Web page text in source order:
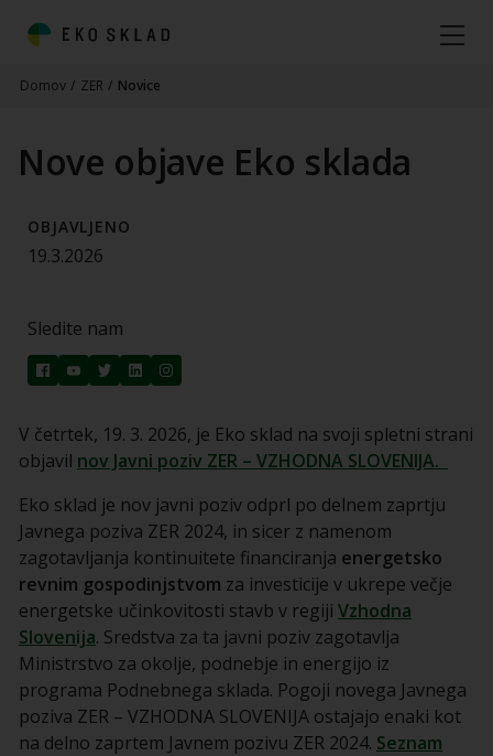
Domov / ZER / Novice
Nove objave Eko sklada
OBJAVLJENO
19.3.2026
Sledite nam
V četrtek, 19. 3. 2026, je Eko sklad na svoji spletni strani
objavil nov Javni poziv ZER – VZHODNA SLOVENIJA.
Eko sklad je nov javni poziv odprl po delnem zaprtju
Javnega poziva ZER 2024, in sicer z namenom
zagotavljanja kontinuitete financiranja energetsko
revnim gospodinjstvom za investicije v ukrepe večje
energetske učinkovitosti stavb v regiji Vzhodna
Slovenija. Sredstva za ta javni poziv zagotavlja
Ministrstvo za okolje, podnebje in energijo iz
programa Podnebnega sklada. Pogoji novega Javnega
poziva ZER – VZHODNA SLOVENIJA ostajajo enaki kot
na delno zaprtem Javnem pozivu ZER 2024. Seznam